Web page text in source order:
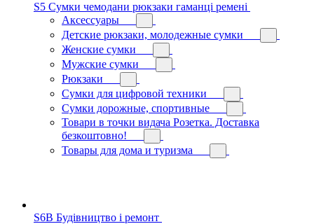
S5 Сумки чемодани рюкзаки гаманці ремені
Аксессуары
Детские рюкзаки, молодежные сумки
Женские сумки
Мужские сумки
Рюкзаки
Сумки для цифровой техники
Сумки дорожные, спортивные
Товари в точки видача Розетка. Доставка
безкоштовно!
Товары для дома и туризма
S6B Будівництво і ремонт